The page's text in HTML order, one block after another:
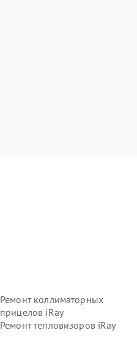
Ремонт коллиматорных
прицелов iRay
Ремонт тепловизоров iRay